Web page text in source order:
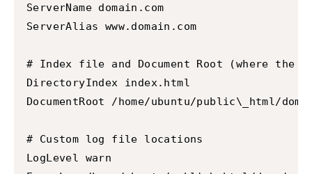
ServerName domain.com
ServerAlias www.domain.com
# Index file and Document Root (where
DirectoryIndex index.html
DocumentRoot /home/ubuntu/public\_html/
# Custom log file locations
LogLevel warn